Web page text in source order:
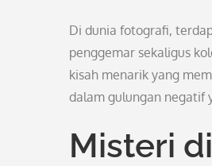
Di dunia fotografi,
penggemar sekaligus
kisah menarik yang
dalam gulungan negatif
Misteri